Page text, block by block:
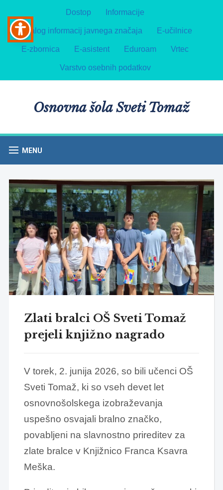
Dostop Informacije
Katalog informacij javnega značaja E-učilnice
E-zbornica E-asistent Eduroam Vrtec
Varstvo osebnih podatkov
Osnovna šola Sveti Tomaž
MENU
Zlati bralci OŠ Sveti Tomaž
prejeli knjižno nagrado
V torek, 2. junija 2026, so bili učenci OŠ
Sveti Tomaž, ki so vseh devet let
osnovnošolskega izobraževanja
uspešno osvajali bralno značko,
povabljeni na slavnostno prireditev za
zlate bralce v Knjižnico Franca Ksavra
Meška.